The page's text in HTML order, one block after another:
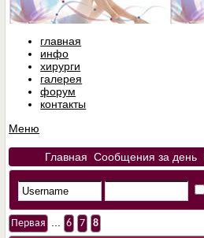
главная
инфо
хирурги
галерея
форум
контакты
Меню
Главная Сообщения за день
Первая 6 7 8